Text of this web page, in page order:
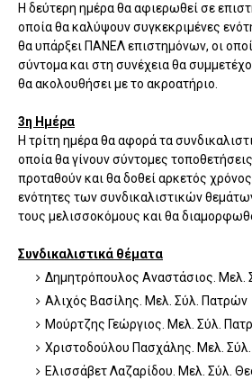
Η δεύτερη ημέρα θα αφιερωθεί σε
οποία θα καλύψουν συγκεκριμένες
θα υπάρξει ΠΑΝΕΛ επιστημόνων, οι
σύντομα και στη συνέχεια θα
θα ακολουθήσει με το ακροατήριο.
3η Ημέρα
Η τρίτη ημέρα θα αφορά τα
οποία θα γίνουν σύντομες
προταθούν και θα δοθεί αρκετός
ενότητες των συνδικαλιστικών
τους μελισσοκόμους και θα
Συνδικαλιστικά θέματα
Δημητρόπουλος Αναστάσιος. Μελ.
Αλιχός Βασίλης. Μελ. Σύλ. Πατρών
Μούρτζης Γεώργιος. Μελ. Σύλ.
Χριστοδούλου Πασχάλης. Μελ.
Ελισσάβετ Λαζαρίδου. Μελ. Σύλ.